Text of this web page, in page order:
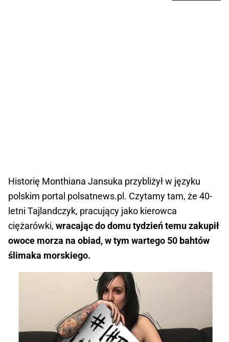
Historię Monthiana Jansuka przybliżył w języku
polskim portal polsatnews.pl. Czytamy tam, że 40-
letni Tajlandczyk, pracujący jako kierowca
ciężarówki, wracając do domu tydzień temu zakupił
owoce morza na obiad, w tym wartego 50 bahtów
ślimaka morskiego.